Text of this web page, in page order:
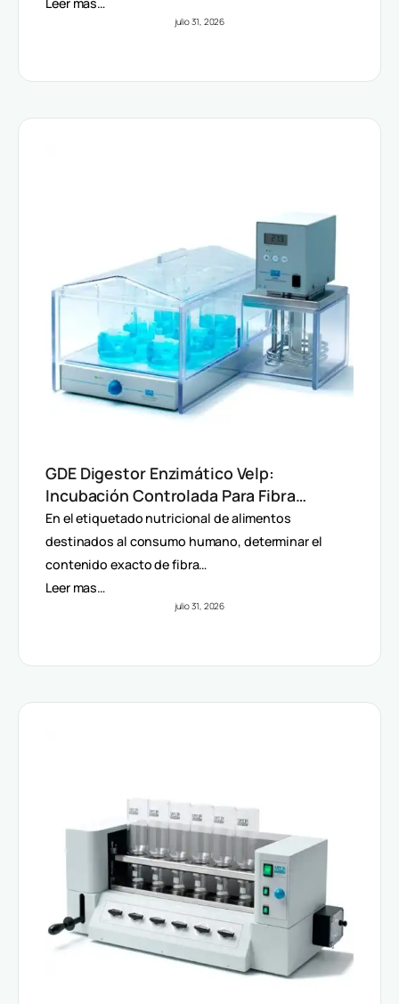
julio 31, 2026
GDE Digestor Enzimático Velp:
Incubación Controlada Para Fibra
Dietética (AOAC)
En el etiquetado nutricional de alimentos
destinados al consumo humano, determinar el
contenido exacto de fibra…
Leer mas…
julio 31, 2026